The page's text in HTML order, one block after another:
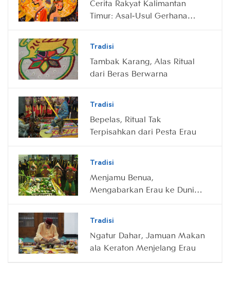
Cerita Rakyat Kalimantan
Timur: Asal-Usul Gerhana
Tradisi
Tambak Karang, Alas Ritual
dari Beras Berwarna
Tradisi
Bepelas, Ritual Tak
Terpisahkan dari Pesta Erau
Tradisi
Menjamu Benua,
Mengabarkan Erau ke Dunia
Tradisi
Ngatur Dahar, Jamuan Makan
ala Keraton Menjelang Erau